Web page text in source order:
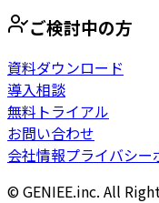
ご検討中の方
資料ダウンロード
導入相談
無料トライアル
お問い合わせ
会社情報プライバシー
© GENIEE.inc. All